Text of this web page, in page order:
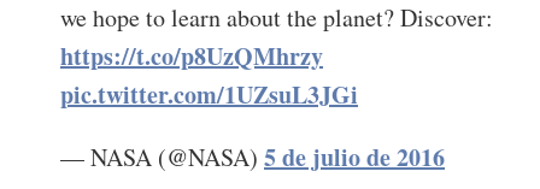
we hope to learn about the planet? Discover:
https://t.co/p8UzQMhrzy
pic.twitter.com/1UZsuL3JGi
— NASA (@NASA) 5 de julio de 2016